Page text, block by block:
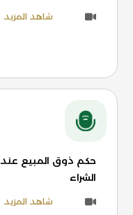
شاهد المزيد
حكم ذوق المبيع عند
الشراء
شاهد المزيد